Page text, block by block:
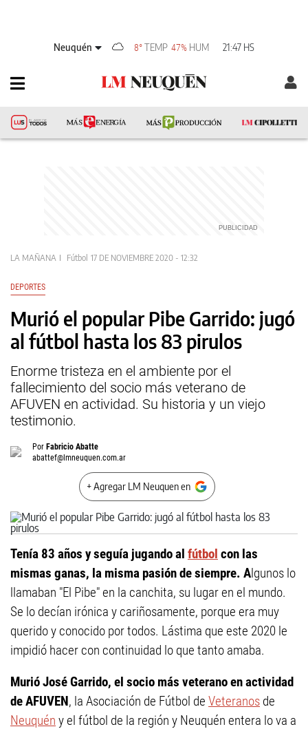
Neuquén 8° TEMP 47% HUM 21:47 HS
LA MAÑANA Fútbol 17 DE NOVIEMBRE 2020 - 12:32
DEPORTES
Murió el popular Pibe Garrido: jugó
al fútbol hasta los 83 pirulos
Enorme tristeza en el ambiente por el
fallecimiento del socio más veterano de
AFUVEN en actividad. Su historia y un viejo
testimonio.
Por Fabricio Abatte
abattef@lmneuquen.com.ar
+ Agregar LM Neuquen en
Tenía 83 años y seguía jugando al fútbol con las
mismas ganas, la misma pasión de siempre. Algunos lo
llamaban "El Pibe" en la canchita, su lugar en el mundo.
Se lo decían irónica y cariñosamente, porque era muy
querido y conocido por todos. Lástima que este 2020 le
impidió hacer con continuidad lo que tanto amaba.
Murió José Garrido, el socio más veterano en actividad
de AFUVEN, la Asociación de Fútbol de Veteranos de
Neuquén y el fútbol de la región y Neuquén entera lo va a